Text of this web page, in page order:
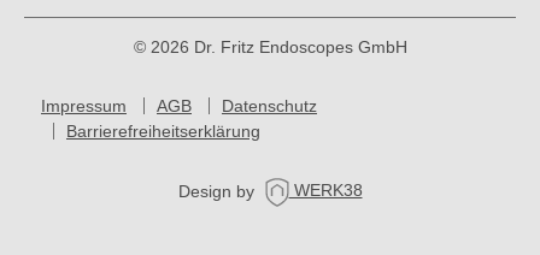
© 2026 Dr. Fritz Endoscopes GmbH
Impressum AGB
Datenschutz
Barrierefreiheitserklärung
Design by WERK38